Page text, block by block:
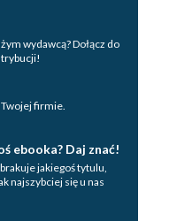
na kamienie
Czytelników8
wydawcą? Dołącz do
firmie.
ebooka? Daj znać!
jakiegoś tytulu,
najszybciej się u nas